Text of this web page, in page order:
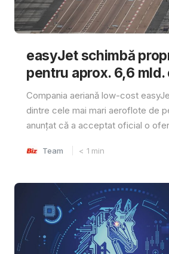
easyJet schimbă
pentru aprox. 6,6 mld.
Compania aeriană low-cost
dintre cele mai mari aeroflote de
anunțat că a acceptat oficial o
Team < 1 min